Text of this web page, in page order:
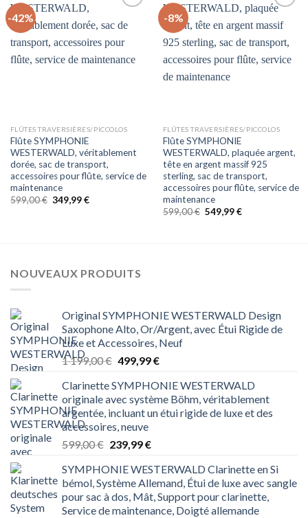
-42%
Auf
die
Wunschliste
FLÛTES TRAVERSIÈRES/PICCOLOS
Flûte SYMPHONIE
WESTERWALD, véritablement
dorée, sac de transport,
accessoires pour flûte, service de
maintenance
599,00€ Le
349,99€Le
-8%
Auf
die
Wunschliste
FLÛTES TRAVERSIÈRES/PICCOLOS
Flûte SYMPHONIE
WESTERWALD, plaquée argent,
tête en argent massif 925
sterling, sac de transport,
accessoires pour flûte, service de
maintenance
599,00€ Le
549,99€Le
NOUVEAUX PRODUITS
Original SYMPHONIE WESTERWALD Design
Saxophone Alto, Or/Argent, avec Étui Rigide de
Luxe et Accessoires, Neuf
1 199,00€ Le
initial
était :
1 199,00 €.
499,99€Le
actuel
est :
499,99 €.
Clarinette SYMPHONIE WESTERWALD
originale avec système Böhm, véritablement
argentée, incluant un étui rigide de luxe et des
accessoires, neuve
599,00€ Le
initial
était :
599,00 €.
239,99€Le
actuel
est :
239,99 €.
SYMPHONIE WESTERWALD Clarinette en Si
bémol, Système Allemand, Étui de luxe avec sangle
pour sac à dos, Mât, Support pour clarinette,
Service de maintenance, Doigté allemande